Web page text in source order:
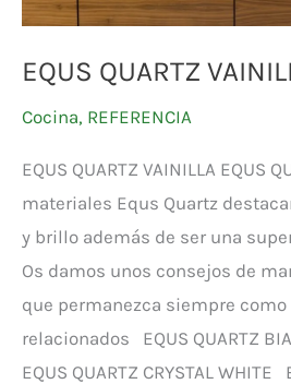
EQUS QUARTZ
Cocina, REFERENCIA
EQUS QUARTZ VAINILLA EQUS
materiales Equs Quartz
y brillo además de ser una
Os damos unos consejos de
que permanezca siempre como
relacionados EQUS QUARTZ
EQUS QUARTZ CRYSTAL WHITE